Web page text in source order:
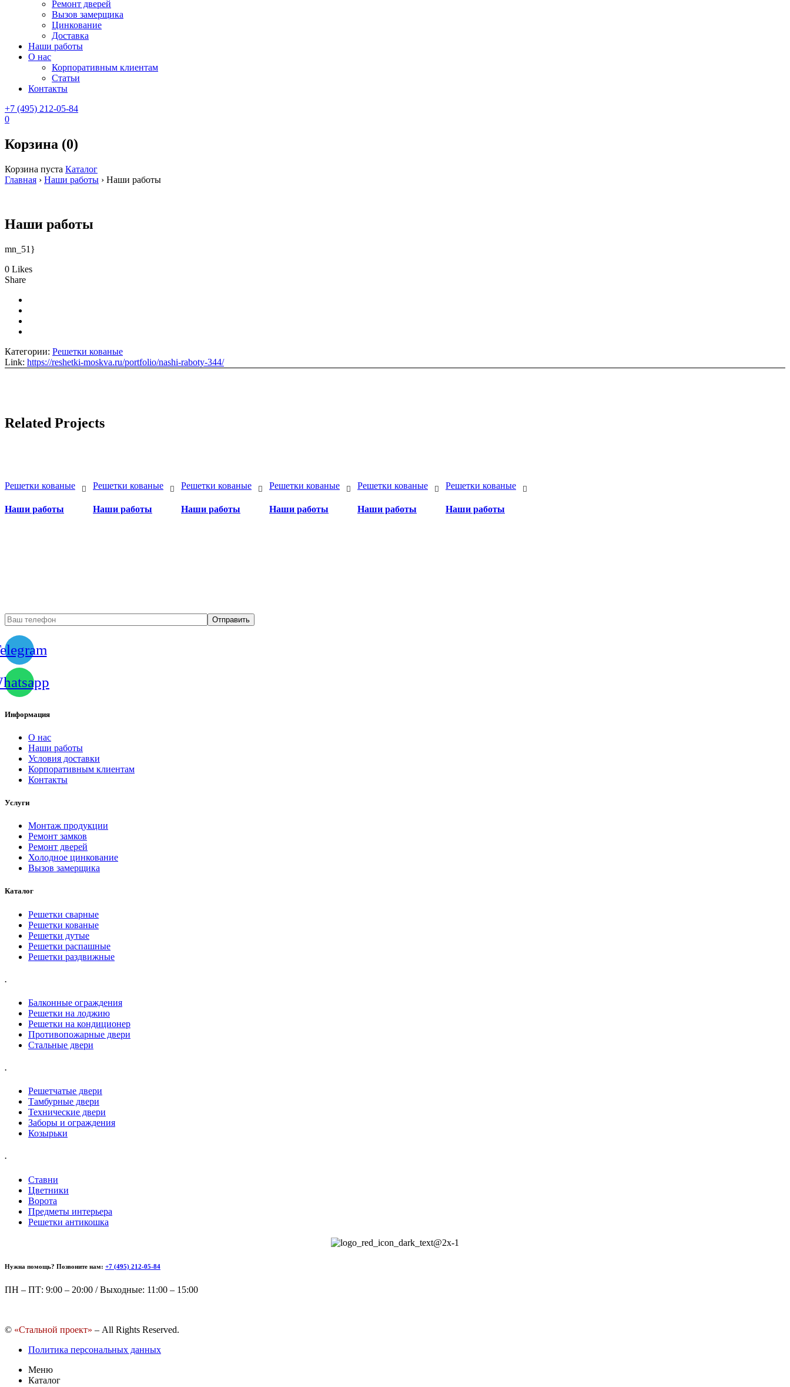
Ремонт дверей
Вызов замерщика
Цинкование
Доставка
Наши работы
О нас
Корпоративным клиентам
Статьи
Контакты
+7 (495) 212-05-84
0
Корзина (0)
Корзина пуста Каталог
Главная › Наши работы › Наши работы
Наши работы
mn_51}
0 Likes
Share
Категории: Решетки кованые
Link: https://reshetki-moskva.ru/portfolio/nashi-raboty-344/
Related Projects
Решетки кованые
Наши работы
Решетки кованые
Наши работы
Решетки кованые
Наши работы
Решетки кованые
Наши работы
Решетки кованые
Наши работы
Решетки кованые
Наши работы
Информация
О нас
Наши работы
Условия доставки
Корпоративным клиентам
Контакты
Услуги
Монтаж продукции
Ремонт замков
Ремонт дверей
Холодное цинкование
Вызов замерщика
Каталог
Решетки сварные
Решетки кованые
Решетки дутые
Решетки распашные
Решетки раздвижные
.
Балконные ограждения
Решетки на лоджию
Решетки на кондиционер
Противопожарные двери
Стальные двери
.
Решетчатые двери
Тамбурные двери
Технические двери
Заборы и ограждения
Козырьки
.
Ставни
Цветники
Ворота
Предметы интерьера
Решетки антикошка
Нужна помощь? Позвоните нам: +7 (495) 212-05-84
ПН – ПТ: 9:00 – 20:00 / Выходные: 11:00 – 15:00
© «Стальной проект» – All Rights Reserved.
Политика персональных данных
Меню
Каталог